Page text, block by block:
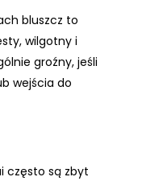
bluszcz to
wilgotny i
groźny, jeśli
wejścia do
często są zbyt